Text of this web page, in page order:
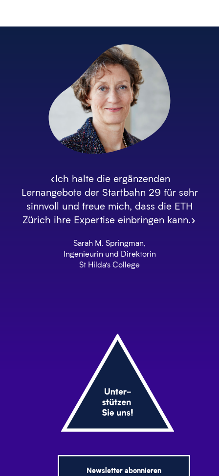
«Ich halte die ergänzenden
Lernangebote der Startbahn 29 für sehr
sinnvoll und freue mich, dass die ETH
Zürich ihre Expertise einbringen kann.»
Sarah M. Springman,
Ingenieurin und Direktorin
St Hilda’s College
Newsletter abonnieren